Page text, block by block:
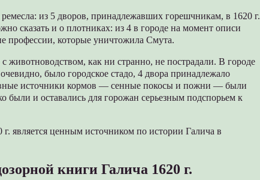
из 5 дворов, принадлежавших горешчникам, в 1620 г.
сказать и о плотниках: из 4 в городе на момент описи
профессии, которые уничтожила Смута.
животноводством, как ни странно, не пострадали. В городе
было городское стадо, 4 двора принадлежало
источники кормов — сенные покосы и пожни — были
были и оставались для горожан серьезным подспорьем к
является ценным источником по истории Галича в
книги Галича 1620 г.